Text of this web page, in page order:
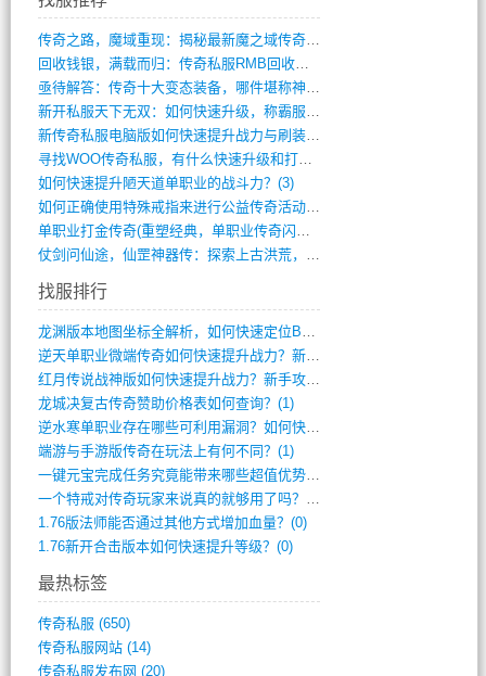
传奇之路，魔域重现：揭秘最新魔之域传奇攻(712)
回收钱银，满载而归：传奇私服RMB回收装(548)
亟待解答：传奇十大变态装备，哪件堪称神器(347)
新开私服天下无双：如何快速升级，称霸服务(681)
新传奇私服电脑版如何快速提升战力与刷装备(835)
寻找WOO传奇私服，有什么快速升级和打宝(864)
如何快速提升陋天道单职业的战斗力？(3)
如何正确使用特殊戒指来进行公益传奇活动？(10)
单职业打金传奇(重塑经典，单职业传奇闪耀(10)
仗剑问仙途，仙罡神器传：探索上古洪荒，揭(813)
找服排行
龙渊版本地图坐标全解析，如何快速定位BO(3)
逆天单职业微端传奇如何快速提升战力？新手(2)
红月传说战神版如何快速提升战力？新手攻略(2)
龙城决复古传奇赞助价格表如何查询？(1)
逆水寒单职业存在哪些可利用漏洞？如何快速(1)
端游与手游版传奇在玩法上有何不同？(1)
一键元宝完成任务究竟能带来哪些超值优势？(0)
一个特戒对传奇玩家来说真的就够用了吗？(0)
1.76版法师能否通过其他方式增加血量？(0)
1.76新开合击版本如何快速提升等级？(0)
最热标签
传奇私服 (650)
传奇私服网站(14)
传奇私服发布网 (20)